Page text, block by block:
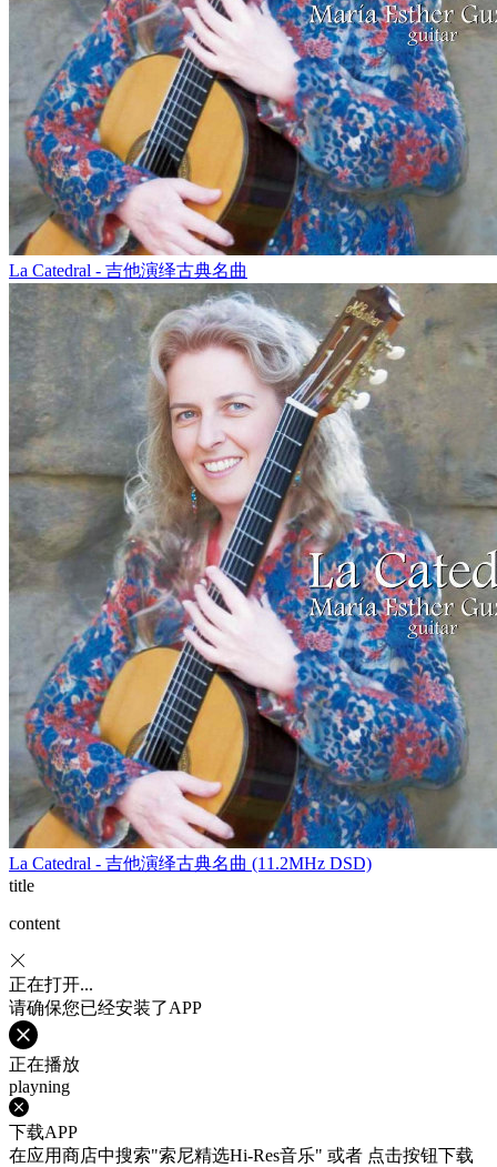
La Catedral - 吉他演绎古典名曲
La Catedral - 吉他演绎古典名曲 (11.2MHz DSD)
title
content
正在打开...
请确保您已经安装了APP
正在播放
playning
下载APP
在应用商店中搜索"索尼精选Hi-Res音乐" 或者 点击按钮下载